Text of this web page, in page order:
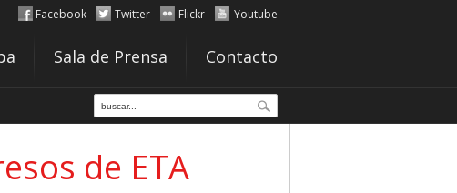
Facebook Twitter Flickr Youtube
Sala de Prensa Contacto
de ETA